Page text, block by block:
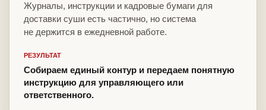
Журналы, инструкции и кадровые бумаги для
доставки суши есть частично, но система
не держится в ежедневной работе.
РЕЗУЛЬТАТ
Собираем единый контур и передаем понятную
инструкцию для управляющего или
ответственного.